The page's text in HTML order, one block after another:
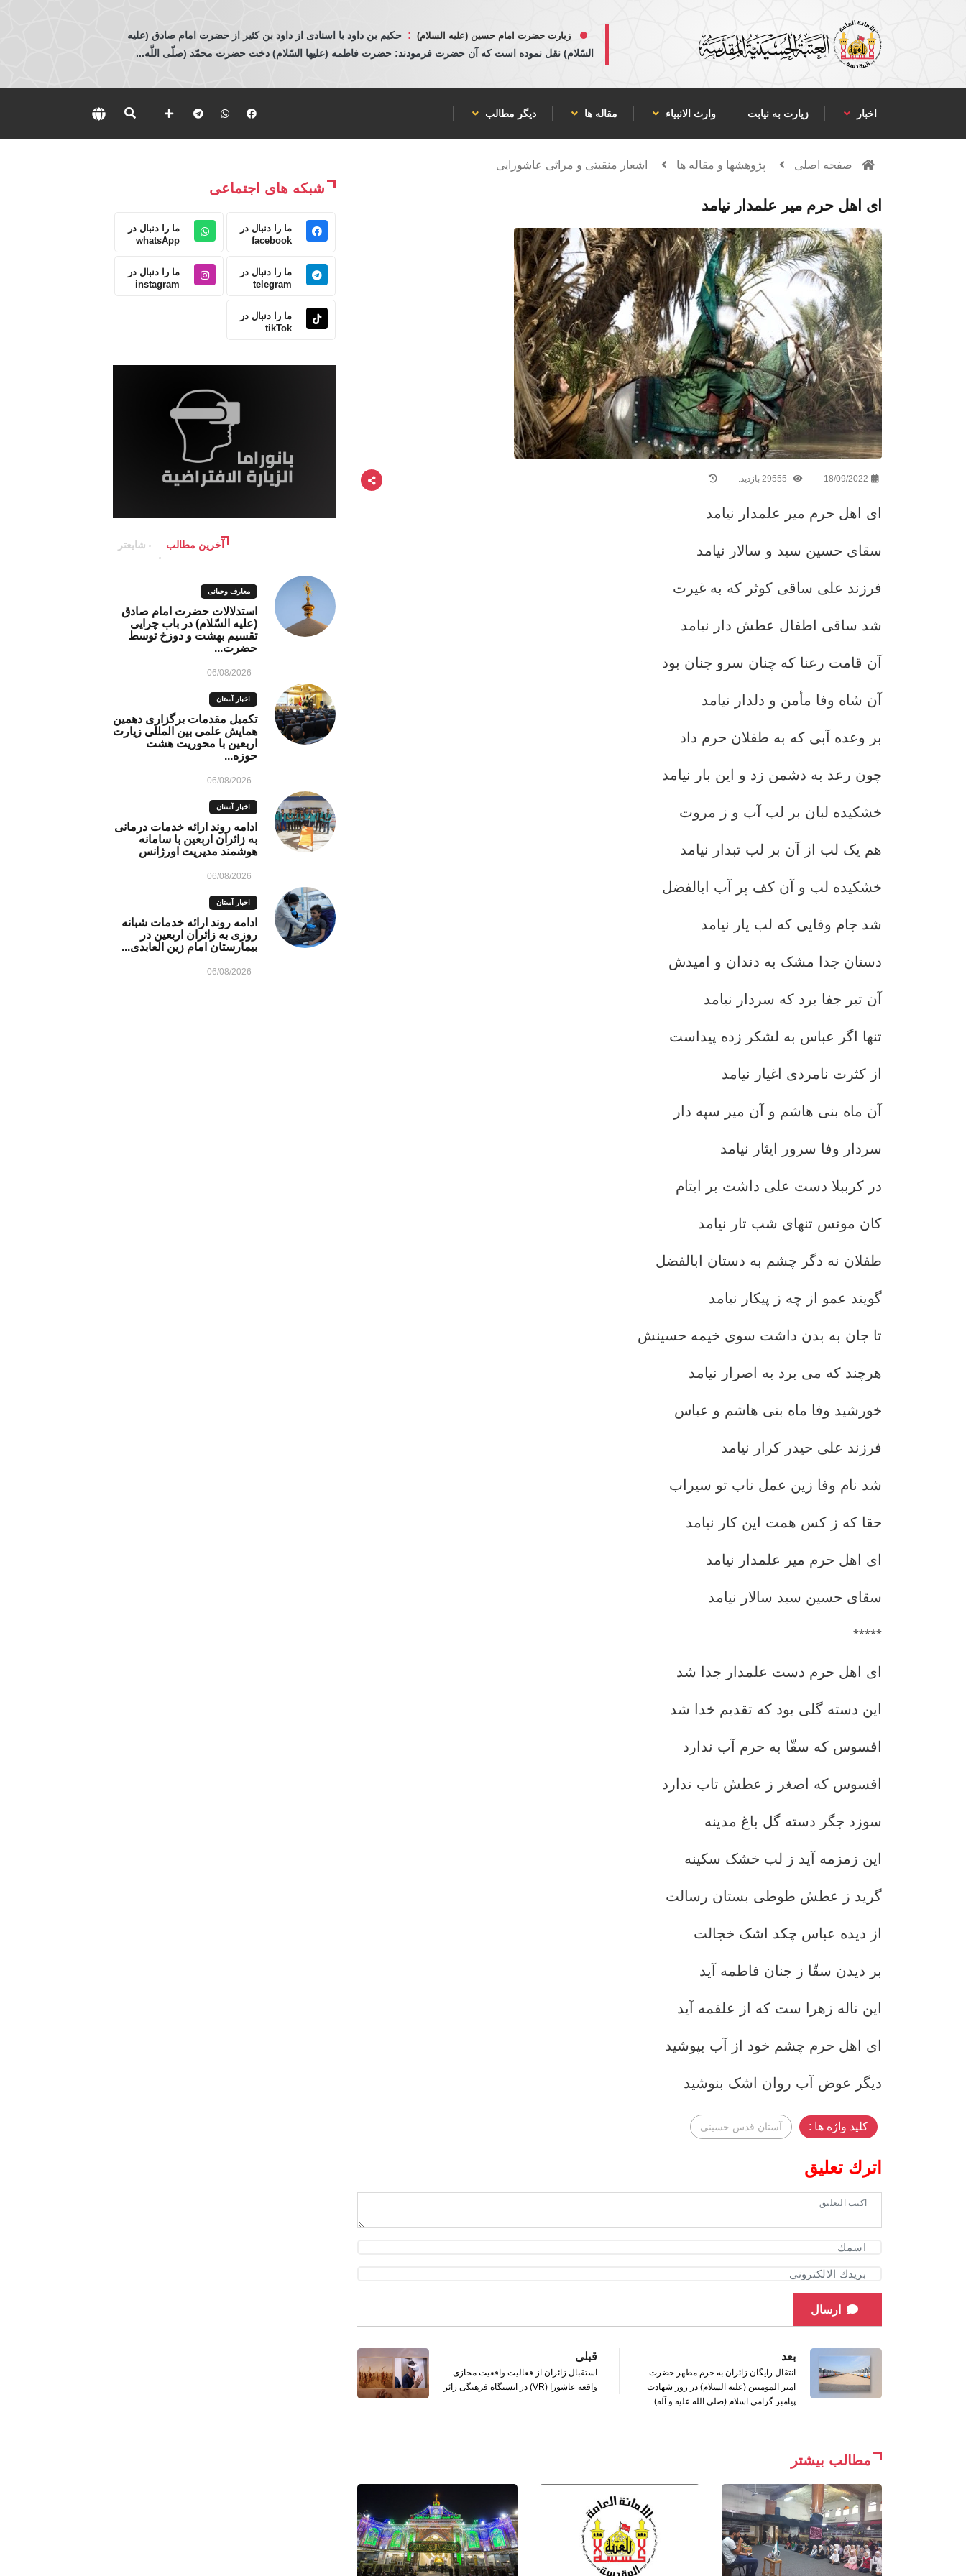
زیارت حضرت امام حسین (علیه السلام) : حكيم بن داود با اسنادی از داود بن كثير از حضرت امام صادق (عليه
السّلام) نقل نموده است كه آن حضرت فرمودند: حضرت فاطمه (عليها السّلام) دخت حضرت محمّد (صلّى اللَّه...
اخبار زیارت به نیابت وارث الانبياء مقاله ها دیگر مطالب
صفحه اصلی پژوهشها و مقاله ها اشعار منقبتی و مراثی عاشورایی
ای اهل حرم میر علمدار نیامد
18/09/2022
ای اهل حرم میر علمدار نیامد
سقای حسین سید و سالار نیامد
فرزند علی ساقی کوثر که به غیرت
شد ساقی اطفال عطش دار نیامد
آن قامت رعنا که چنان سرو جنان بود
آن شاه وفا مأمن و دلدار نیامد
بر وعده آبی که به طفلان حرم داد
چون رعد به دشمن زد و این بار نیامد
خشکیده لبان بر لب آب و ز مروت
هم یک لب از آن بر لب تبدار نیامد
خشکیده لب و آن کف پر آب ابالفضل
شد جام وفایی که لب یار نیامد
دستان جدا مشک به دندان و امیدش
آن تیر جفا برد که سردار نیامد
تنها اگر عباس به لشکر زده پیداست
از کثرت نامردی اغیار نیامد
آن ماه بنی هاشم و آن میر سپه دار
سردار وفا سرور ایثار نیامد
در کرببلا دست علی داشت بر ایتام
کان مونس تنهای شب تار نیامد
طفلان نه دگر چشم به دستان ابالفضل
گویند عمو از چه ز پیکار نیامد
تا جان به بدن داشت سوی خیمه حسینش
هرچند که می برد به اصرار نیامد
خورشید وفا ماه بنی هاشم و عباس
فرزند علی حیدر کرار نیامد
شد نام وفا زین عمل ناب تو سیراب
حقا که ز کس همت این کار نیامد
ای اهل حرم میر علمدار نیامد
سقای حسین سید سالار نیامد
*****
ای اهل حرم دست علمدار جدا شد
این دسته گلی بود که تقدیم خدا شد
افسوس که سقّا به حرم آب ندارد
افسوس که اصغر ز عطش تاب ندارد
سوزد جگر دسته گل باغ مدینه
این زمزمه آید ز لب خشک سکینه
گرید ز عطش طوطی بستان رسالت
از دیده عباس چکد اشک خجالت
بر دیدن سقّا ز جنان فاطمه آید
این ناله زهرا ست که از علقمه آید
ای اهل حرم چشم خود از آب بپوشید
دیگر عوض آب روان اشک بنوشید
کلید واژه ها : آستان قدس حسینی
اترك تعليق
ارسال
قبلی
استقبال زائران از فعالیت واقعیت مجازی
واقعه عاشورا (VR) در ایستگاه فرهنگی زائر
بعد
انتقال رایگان زائران به حرم مطهر حضرت
امیر المومنین (علیه السلام) در روز شهادت
پیامبر گرامی اسلام (صلی الله علیه و آله)
مطالب بیشتر
شبکه های اجتماعی
ما را دنبال در
facebook
ما را دنبال در
whatsApp
ما را دنبال در
telegram
ما را دنبال در
instagram
ما را دنبال در
tikTok
آخرین مطالب شایعتر
معارف وحیانی
استدلالات حضرت امام صادق
(علیه السّلام) در باب چرایی
تقسیم بهشت و دوزخ توسط
حضرت...
06/08/2026
اخبار آستان
تکمیل مقدمات برگزاری دهمین
همایش علمی بین المللی زیارت
اربعین با محوریت هشت
حوزه...
06/08/2026
اخبار آستان
ادامه روند ارائه خدمات درمانی
به زائران اربعین با سامانه
هوشمند مدیریت اورژانس
06/08/2026
اخبار آستان
ادامه روند ارائه خدمات شبانه
روزی به زائران اربعین در
بیمارستان امام زین العابدی...
06/08/2026